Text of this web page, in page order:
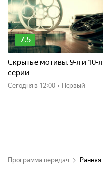
7.5
Скрытые мотивы. 9-я и 10-я
серии
Сегодня в 12:00 • Первый
Программа передач Ранняя